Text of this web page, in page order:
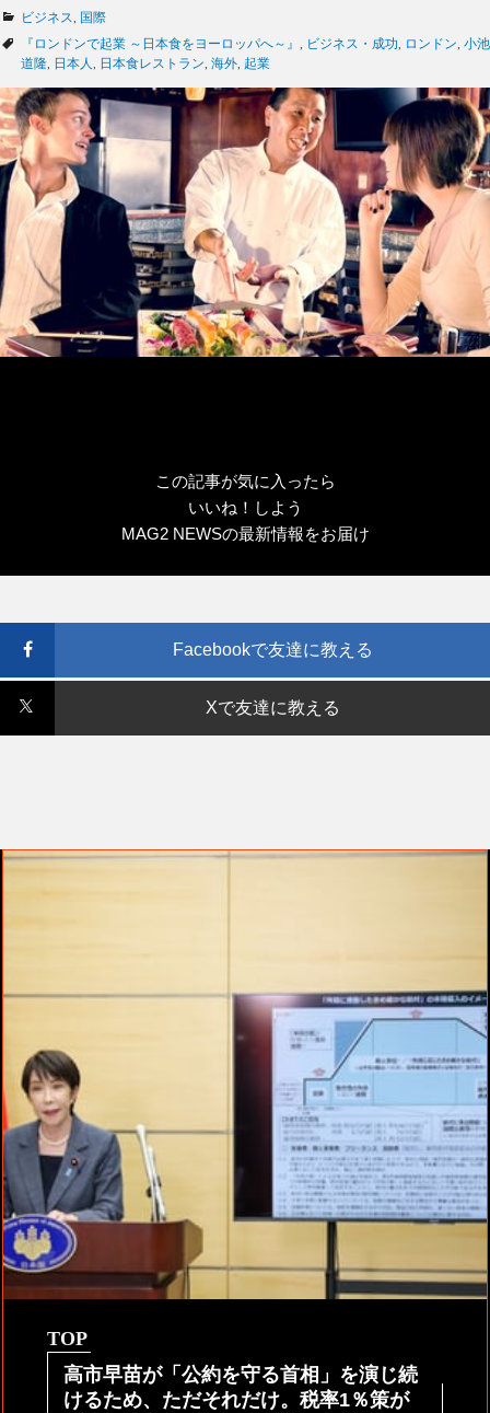
カ
テ
ゴ
ー
ビジネス
国際
タ
グ
『ロンドンで起業 ～日本食をヨーロッパへ～』 ビジネス・成功 ロンドン 小池
道隆
日本人 日本食レストラン 海外 起業
この記事が気に入ったら
いいね！しよう
MAG2 NEWSの最新情報をお届け
Facebookで友達に教える
Xで友達に教える
TOP
高市早苗が「公約を守る首相」を演じ続
けるため、ただそれだけ。税率1％策が